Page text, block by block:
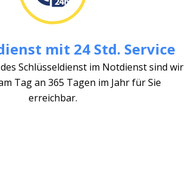
mit 24 Std. Service
Schlüsseldienst im Notdienst sind wir
Tag an 365 Tagen im Jahr für Sie
erreichbar.